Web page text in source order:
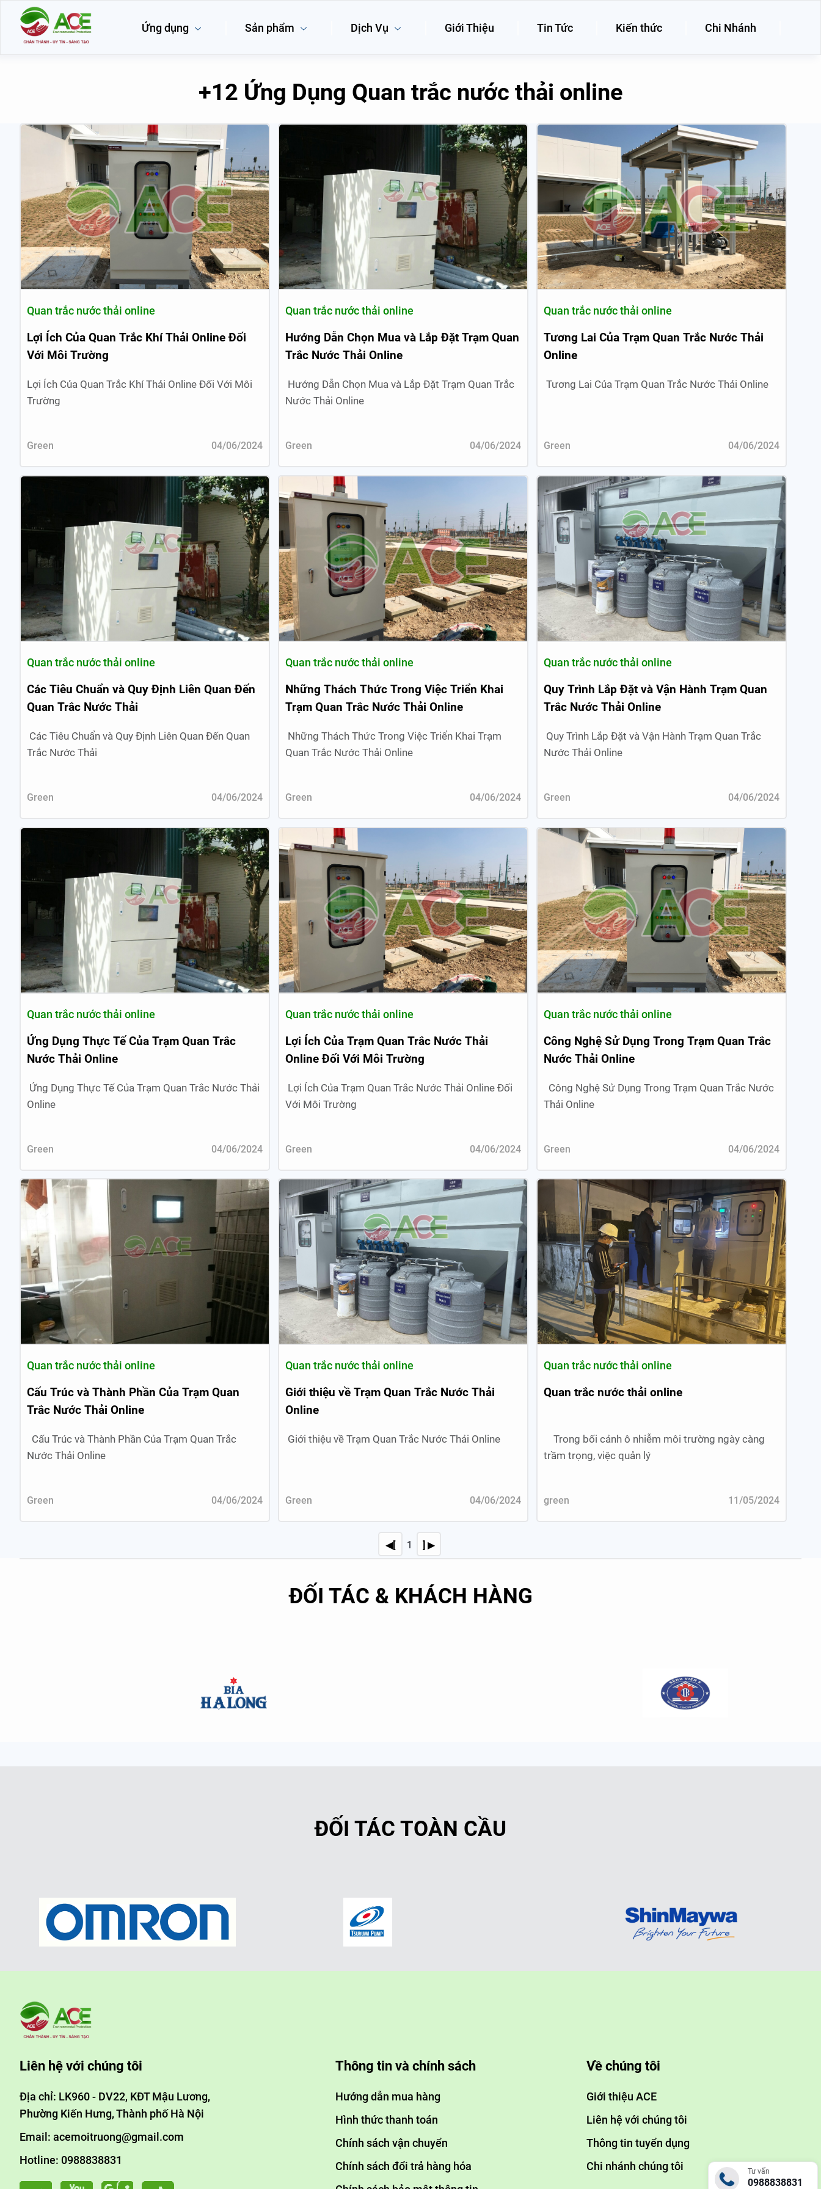
Ứng dụng Sản phẩm Dịch Vụ Giới Thiệu Tin Tức Kiến thức Chi Nhánh
+12 Ứng Dụng Quan trắc nước thải online
Quan trắc nước thải online
Lợi Ích Của Quan Trắc Khí Thải Online Đối
Với Môi Trường
Lợi Ích Của Quan Trắc Khí Thải Online Đối Với Môi
Trường
Green 04/06/2024
Quan trắc nước thải online
Hướng Dẫn Chọn Mua và Lắp Đặt Trạm Quan
Trắc Nước Thải Online
Hướng Dẫn Chọn Mua và Lắp Đặt Trạm Quan Trắc
Nước Thải Online
Green 04/06/2024
Quan trắc nước thải online
Tương Lai Của Trạm Quan Trắc Nước Thải
Online
Tương Lai Của Trạm Quan Trắc Nước Thải Online
Green 04/06/2024
Quan trắc nước thải online
Các Tiêu Chuẩn và Quy Định Liên Quan Đến
Quan Trắc Nước Thải
Các Tiêu Chuẩn và Quy Định Liên Quan Đến Quan
Trắc Nước Thải
Green 04/06/2024
Quan trắc nước thải online
Những Thách Thức Trong Việc Triển Khai
Trạm Quan Trắc Nước Thải Online
Những Thách Thức Trong Việc Triển Khai Trạm
Quan Trắc Nước Thải Online
Green 04/06/2024
Quan trắc nước thải online
Quy Trình Lắp Đặt và Vận Hành Trạm Quan
Trắc Nước Thải Online
Quy Trình Lắp Đặt và Vận Hành Trạm Quan Trắc
Nước Thải Online
Green 04/06/2024
Quan trắc nước thải online
Ứng Dụng Thực Tế Của Trạm Quan Trắc
Nước Thải Online
Ứng Dụng Thực Tế Của Trạm Quan Trắc Nước Thải
Online
Green 04/06/2024
Quan trắc nước thải online
Lợi Ích Của Trạm Quan Trắc Nước Thải
Online Đối Với Môi Trường
Lợi Ích Của Trạm Quan Trắc Nước Thải Online Đối
Với Môi Trường
Green 04/06/2024
Quan trắc nước thải online
Công Nghệ Sử Dụng Trong Trạm Quan Trắc
Nước Thải Online
Công Nghệ Sử Dụng Trong Trạm Quan Trắc Nước
Thải Online
Green 04/06/2024
Quan trắc nước thải online
Cấu Trúc và Thành Phần Của Trạm Quan
Trắc Nước Thải Online
Cấu Trúc và Thành Phần Của Trạm Quan Trắc
Nước Thải Online
Green 04/06/2024
Quan trắc nước thải online
Giới thiệu về Trạm Quan Trắc Nước Thải
Online
Giới thiệu về Trạm Quan Trắc Nước Thải Online
Green 04/06/2024
Quan trắc nước thải online
Quan trắc nước thải online
Trong bối cảnh ô nhiễm môi trường ngày càng
trầm trọng, việc quản lý
green 11/05/2024
◀[ 1 ] ▶
ĐỐI TÁC & KHÁCH HÀNG
ĐỐI TÁC TOÀN CẦU
Liên hệ với chúng tôi
Địa chỉ: LK960 - DV22, KĐT Mậu Lương,
Phường Kiến Hưng, Thành phố Hà Nội
Email: acemoitruong@gmail.com
Hotline: 0988838831
Thông tin và chính sách
Hướng dẫn mua hàng
Hình thức thanh toán
Chính sách vận chuyển
Chính sách đổi trả hàng hóa
Về chúng tôi
Giới thiệu ACE
Liên hệ với chúng tôi
Thông tin tuyển dụng
Chi nhánh chúng tôi
Tư vấn
0988838831